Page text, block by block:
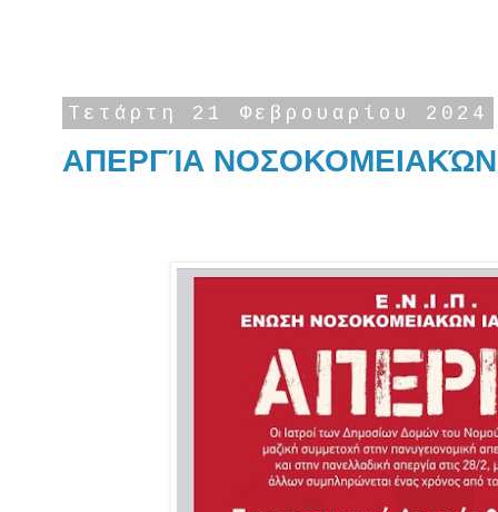
Τετάρτη 21 Φεβρουαρίου 2024
ΑΠΕΡΓΊΑ ΝΟΣΟΚΟΜΕΙΑΚΏΝ